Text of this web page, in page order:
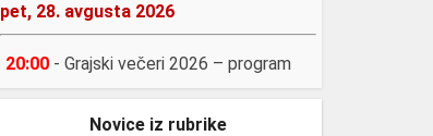
pet, 28. avgusta 2026
20:00 - Grajski večeri 2026 – program
Novice iz rubrike